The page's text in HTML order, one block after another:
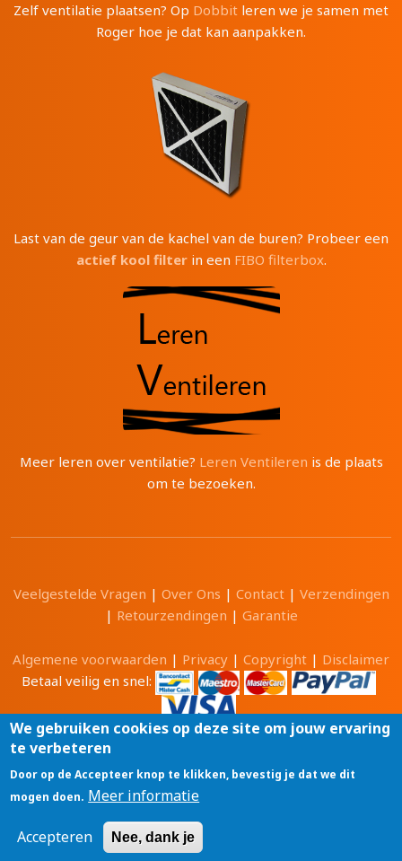
Zelf ventilatie plaatsen? Op Dobbit leren we je samen met
Roger hoe je dat kan aanpakken.
Last van de geur van de kachel van de buren? Probeer een
actief kool filterin een FIBO filterbox.
Meer leren over ventilatie? Leren Ventileren is de plaats
om te bezoeken.
Veelgestelde Vragen | Over Ons | Contact| Verzendingen
| Retourzendingen | Garantie
Algemene voorwaarden | Privacy | Copyright | Disclaimer
Betaal veilig en snel:
Alle prijzen zijn in Euro en inclusief 21% BTW.
Luchtwinkel.be® is een merk van
We gebruiken cookies op deze site om jouw ervaring
te verbeteren
Door op de Accepteer knop te klikken, bevestig je dat we dit
mogen doen. Meer informatie
Accepteren Nee, dank je